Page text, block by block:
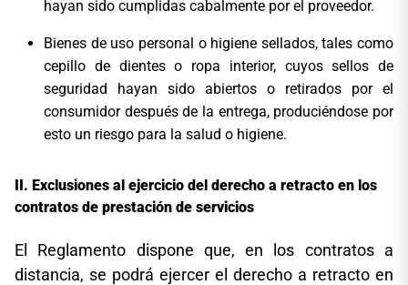
hayan sido cumplidas cabalmente por el proveedor.
Bienes de uso personal o higiene sellados, tales como
cepillo de dientes o ropa interior, cuyos sellos de
seguridad hayan sido abiertos o retirados por el
consumidor después de la entrega, produciéndose por
esto un riesgo para la salud o higiene.
Exclusiones al ejercicio del derecho a retracto en los
contratos de prestación de servicios
El Reglamento dispone que, en los contratos a
distancia, se podrá ejercer el derecho a retracto en